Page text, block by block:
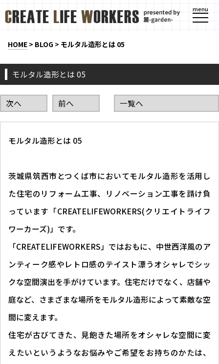
menu
HOME > BLOG > モルタル造形とは 05
モルタル造形とは 05
次へ 前へ 一覧へ
モルタル造形とは 05
茨城県筑西市とつくば市においてモルタル造形を活用し
た住宅のリフォーム工事、リノベーション工事を請け負
っています「CREATELIFEWORKERS(クリエイトライフ
ワーカーズ)」です。
「CREATELIFEWORKERS」ではおもに、中世西洋風のア
ンティーク感やレトロ感のテイスト漂うオシャレでシッ
クな空間演出を手がけています。住宅だけでなく、店舗や
庭など、さまざまな場所をモルタル造形によって素敵な空
間に変えます。
住宅が古びてきた、見飽きた場所をオシャレな空間に変
えたいというようなお悩みやご希望をお持ちのかたは、